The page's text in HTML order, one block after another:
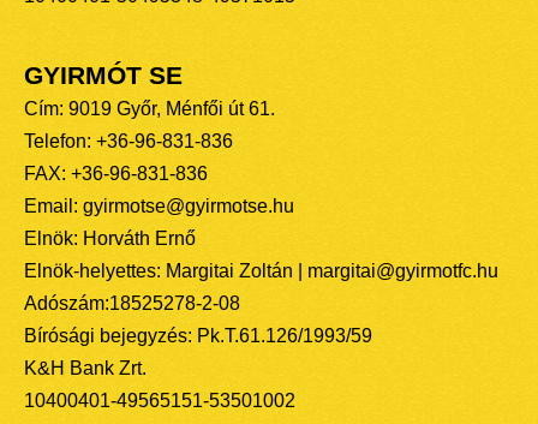
GYIRMÓT SE
Cím: 9019 Győr, Ménfői út 61.
Telefon: +36-96-831-836
FAX: +36-96-831-836
Email: gyirmotse@gyirmotse.hu
Elnök: Horváth Ernő
Elnök-helyettes: Margitai Zoltán | margitai@gyirmotfc.hu
Adószám:18525278-2-08
Bírósági bejegyzés: Pk.T.61.126/1993/59
K&H Bank Zrt.
10400401-49565151-53501002